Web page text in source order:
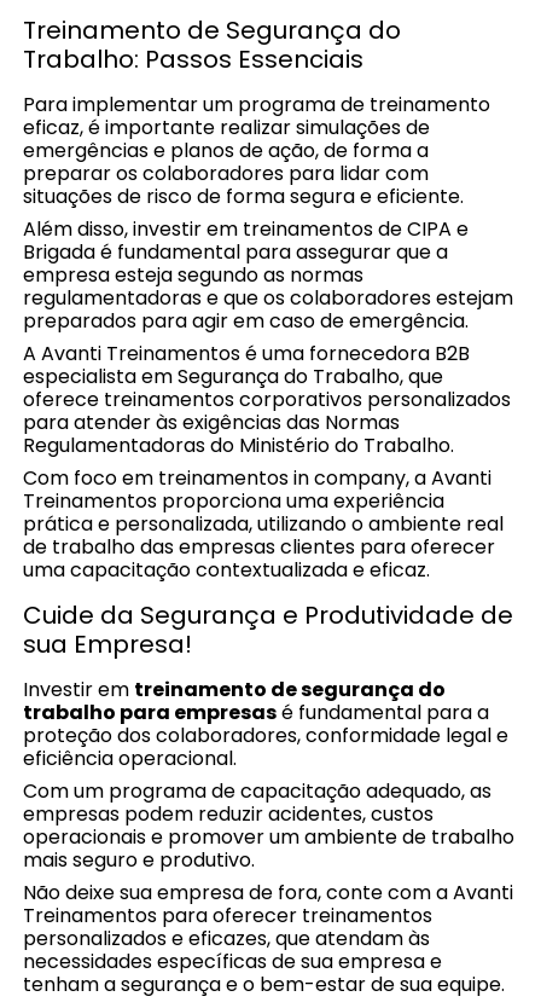
Treinamento de Segurança do
Trabalho: Passos Essenciais
Para implementar um programa de treinamento
eficaz, é importante realizar simulações de
emergências e planos de ação, de forma a
preparar os colaboradores para lidar com
situações de risco de forma segura e eficiente.
Além disso, investir em treinamentos de CIPA e
Brigada é fundamental para assegurar que a
empresa esteja segundo as normas
regulamentadoras e que os colaboradores estejam
preparados para agir em caso de emergência.
A Avanti Treinamentos é uma fornecedora B2B
especialista em Segurança do Trabalho, que
oferece treinamentos corporativos personalizados
para atender às exigências das Normas
Regulamentadoras do Ministério do Trabalho.
Com foco em treinamentos in company, a Avanti
Treinamentos proporciona uma experiência
prática e personalizada, utilizando o ambiente real
de trabalho das empresas clientes para oferecer
uma capacitação contextualizada e eficaz.
Cuide da Segurança e Produtividade de
sua Empresa!
Investir em treinamento de segurança do
trabalho para empresasé fundamental para a
proteção dos colaboradores, conformidade legal e
eficiência operacional.
Com um programa de capacitação adequado, as
empresas podem reduzir acidentes, custos
operacionais e promover um ambiente de trabalho
mais seguro e produtivo.
Não deixe sua empresa de fora, conte com a Avanti
Treinamentos para oferecer treinamentos
personalizados e eficazes, que atendam às
necessidades específicas de sua empresa e
tenham a segurança e o bem-estar de sua equipe.